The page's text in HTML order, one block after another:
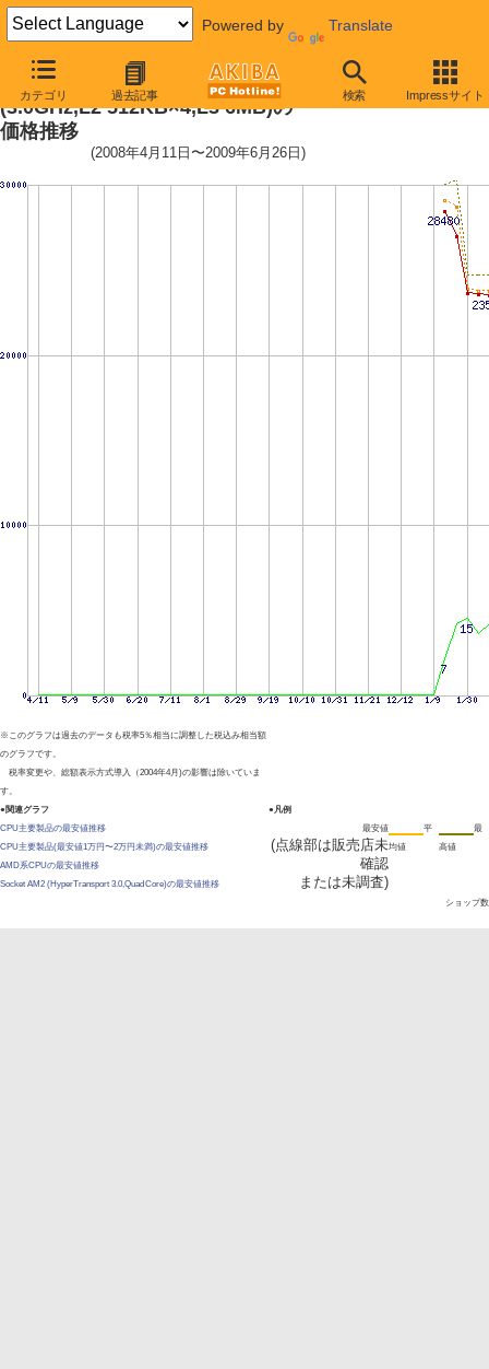
Powered by Translate
カテゴリ 過去記事 検索 Impressサイト
Phenom II X4 940 Black Edition
(3.0GHz,L2 512KB×4,L3 6MB)の
価格推移
(2008年4月11日〜2009年6月26日)
※このグラフは過去のデータも税率5％相当に調整した税込み相当額
のグラフです。
税率変更や、総額表示方式導入（2004年4月)の影響は除いていま
す。
●関連グラフ
CPU主要製品の最安値推移
CPU主要製品(最安値1万円〜2万円未満)の最安値推移
AMD系CPUの最安値推移
Socket AM2 (HyperTransport 3.0,Quad Core)の最安値推移
●凡例
最安値
(点線部は販売店未
確認
または未調査)
平
均値
最
高値
ショップ数